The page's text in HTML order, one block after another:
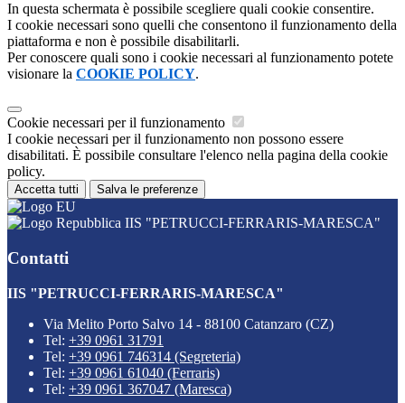
In questa schermata è possibile scegliere quali cookie consentire.
I cookie necessari sono quelli che consentono il funzionamento della
piattaforma e non è possibile disabilitarli.
Per conoscere quali sono i cookie necessari al funzionamento potete
visionare la COOKIE POLICY.
Cookie necessari per il funzionamento
I cookie necessari per il funzionamento non possono essere
disabilitati. È possibile consultare l'elenco nella pagina della cookie
policy.
Accetta tutti Salva le preferenze
IIS "PETRUCCI-FERRARIS-MARESCA"
Contatti
IIS "PETRUCCI-FERRARIS-MARESCA"
Via Melito Porto Salvo 14 - 88100 Catanzaro (CZ)
Tel: +39 0961 31791
Tel: +39 0961 746314 (Segreteria)
Tel: +39 0961 61040 (Ferraris)
Tel: +39 0961 367047 (Maresca)